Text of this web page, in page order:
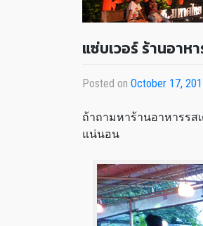
แซ่บเวอร์ ร้านอาห
Posted on October 17,
ถ้าถามหาร้านอาหารรส
แน่นอน